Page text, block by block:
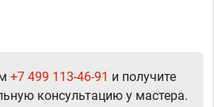
+7 499 113-46-91 и получите
консультацию у мастера.